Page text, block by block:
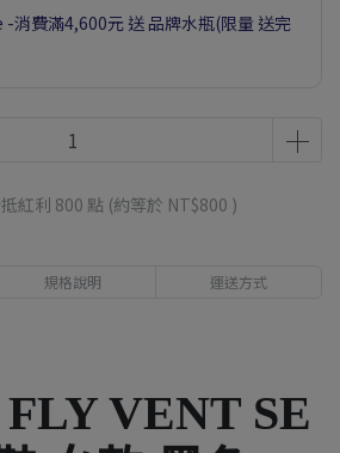
消費滿4,600元 送 品牌水瓶(限量 送完
紅利 800 點 (約等於 NT$800 )
規格說明 運送方式
VENT SE